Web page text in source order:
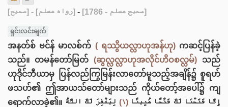
[صحيح] - [رواه مسلم] - [صحيح مسلم - 1786]
ရှင်းလင်းချက်
အနတ်စ် ဗင်န် မာလစ်က် ( ရဿွိယလ္လာဟုအန်ဟု)ကဆင့်ပြန်ခဲ့
သည်။ တမန်တော်မြတ် (ဆွလ္လလ္လာဟုအလိုင်ဟိဝစလ္လမ်) သည်
ဟုဒိုင်ဘီယာမှ ပြန်လည်ကြွမြန်းလာတော်မူသည့်အချိန်၌ စူရဟ်
ဖသဟ်၏ ဤအာယသ်တော်များသည် ကိုယ်‌တော့်အပေါ်၌ ကျ
ရောက်လာခဲ့၏။ إِنَّا فَتَحْنَا لَكَ فَتْحًا مُبِينًا(١)
لِيَغْفِرَ لَكَ اللَّهُ